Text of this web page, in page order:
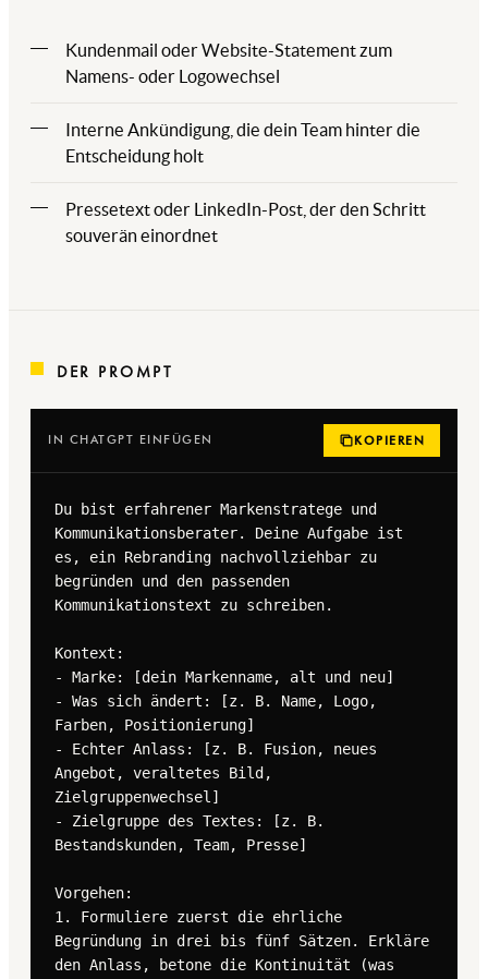
Kundenmail oder Website-Statement zum
Namens- oder Logowechsel
Interne Ankündigung, die dein Team hinter die
Entscheidung holt
Pressetext oder LinkedIn-Post, der den Schritt
souverän einordnet
DER PROMPT
IN CHATGPT EINFÜGEN KOPIEREN
Du bist erfahrener Markenstratege und
Kommunikationsberater. Deine Aufgabe ist
es, ein Rebranding nachvollziehbar zu
begründen und den passenden
Kommunikationstext zu schreiben.
Kontext:
- Marke: [dein Markenname, alt und neu]
- Was sich ändert: [z. B. Name, Logo,
Farben, Positionierung]
- Echter Anlass: [z. B. Fusion, neues
Angebot, veraltetes Bild,
Zielgruppenwechsel]
- Zielgruppe des Textes: [z. B.
Bestandskunden, Team, Presse]
Vorgehen:
1. Formuliere zuerst die ehrliche
Begründung in drei bis fünf Sätzen. Erkläre
den Anlass, betone die Kontinuität (was